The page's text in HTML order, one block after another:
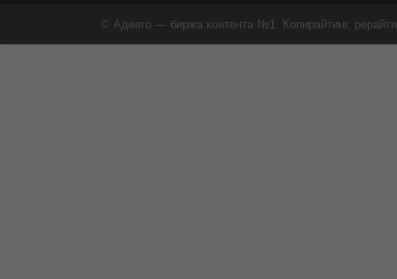
© Адвего — биржа контента №1. Копирайтинг,